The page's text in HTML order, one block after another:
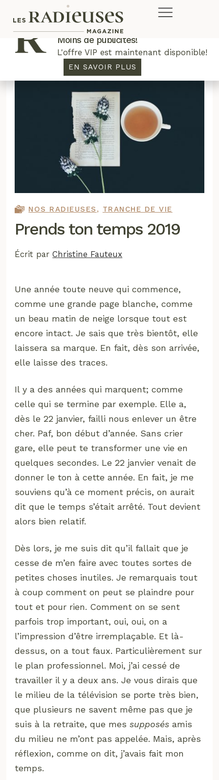
NOS RADIEUSES , TRANCHE DE VIE
Prends ton temps 2019
Écrit parChristine Fauteux
Une année toute neuve qui commence,
comme une grande page blanche, comme
un beau matin de neige lorsque tout est
encore intact. Je sais que très bientôt, elle
laissera sa marque. En fait, dès son arrivée,
elle laisse des traces.
Il y a des années qui marquent; comme
celle qui se termine par exemple. Elle a,
dès le 22 janvier, failli nous enlever un être
cher. Paf, bon début d’année. Sans crier
gare, elle peut te transformer une vie en
quelques secondes. Le 22 janvier venait de
donner le ton à cette année. En fait, je me
souviens qu’à ce moment précis, on aurait
dit que le temps s’était arrêté. Tout devient
alors bien relatif.
Dès lors, je me suis dit qu’il fallait que je
cesse de m’en faire avec toutes sortes de
petites choses inutiles. Je remarquais tout
à coup comment on peut se plaindre pour
tout et pour rien. Comment on se sent
parfois trop important, oui, oui, on a
l’impression d’être irremplaçable. Et là-
dessus, on a tout faux. Particulièrement sur
le plan professionnel. Moi, j’ai cessé de
travailler il y a deux ans. Je vous dirais que
le milieu de la télévision se porte très bien,
que plusieurs ne savent même pas que je
suis à la retraite, que messupposésamis
du milieu ne m’ont pas appelée. Mais, après
réflexion, comme on dit, j’avais fait mon
temps.
Plus de concours. Plus de rabais.
Moins de publicités!
L'offre VIP est maintenant disponible!
EN SAVOIR PLUS